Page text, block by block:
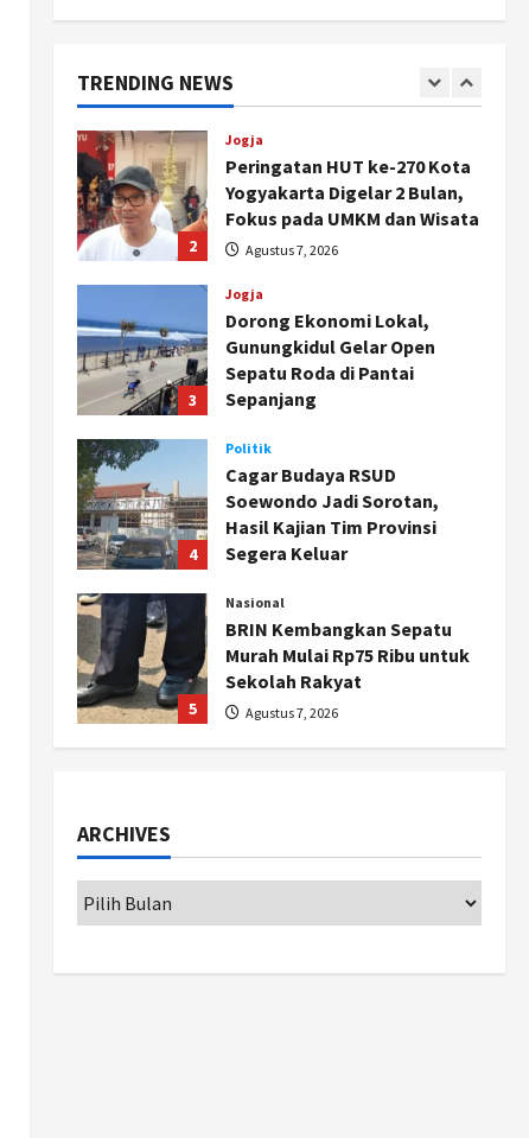
TRENDING NEWS
1
2
Jogja
Peringatan HUT ke-270 Kota
Yogyakarta Digelar 2 Bulan,
Fokus pada UMKM dan Wisata
Agustus 7, 2026
3
Jogja
Dorong Ekonomi Lokal,
Gunungkidul Gelar Open
Sepatu Roda di Pantai
Sepanjang
4
Politik
Cagar Budaya RSUD
Soewondo Jadi Sorotan,
Hasil Kajian Tim Provinsi
Segera Keluar
5
Nasional
BRIN Kembangkan Sepatu
Murah Mulai Rp75 Ribu untuk
Sekolah Rakyat
Agustus 7, 2026
1
ARCHIVES